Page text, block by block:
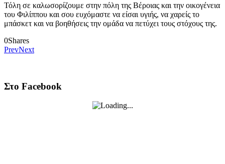
Τόλη σε καλωσορίζουμε στην πόλη της Βέροιας και την οικογένεια
του Φιλίππου και σου ευχόμαστε να είσαι υγιής, να χαρείς το
μπάσκετ και να βοηθήσεις την ομάδα να πετύχει τους στόχους της.
0Shares
PrevNext
Στο Facebook